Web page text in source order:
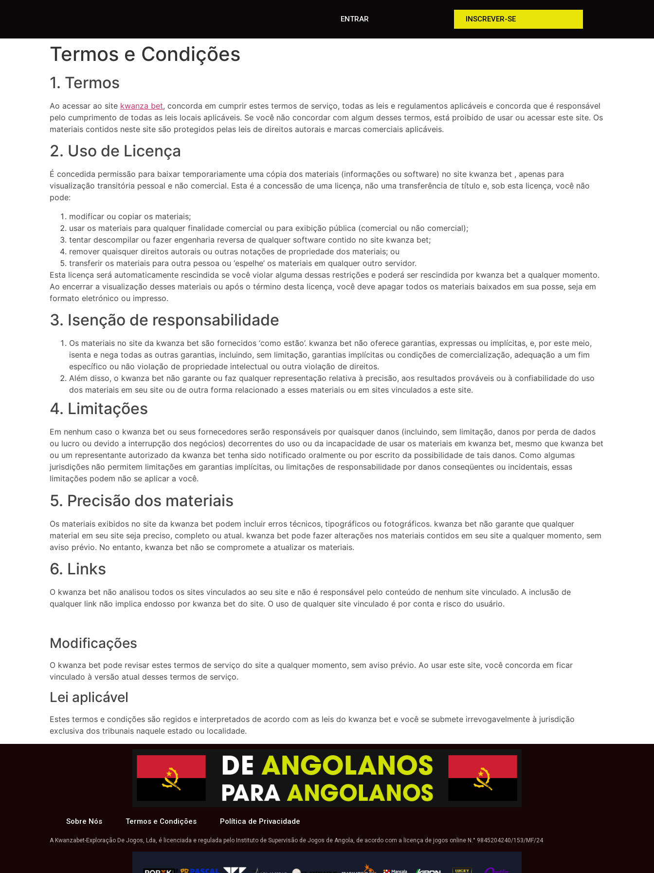
ENTRAR INSCREVER-SE
Termos e Condições
1. Termos
Ao acessar ao site kwanza bet, concorda em cumprir estes termos de serviço, todas as leis e regulamentos aplicáveis ​​e concorda que é responsável
pelo cumprimento de todas as leis locais aplicáveis. Se você não concordar com algum desses termos, está proibido de usar ou acessar este site. Os
materiais contidos neste site são protegidos pelas leis de direitos autorais e marcas comerciais aplicáveis.
2. Uso de Licença
É concedida permissão para baixar temporariamente uma cópia dos materiais (informações ou software) no site kwanza bet , apenas para
visualização transitória pessoal e não comercial. Esta é a concessão de uma licença, não uma transferência de título e, sob esta licença, você não
pode:
modificar ou copiar os materiais;
usar os materiais para qualquer finalidade comercial ou para exibição pública (comercial ou não comercial);
tentar descompilar ou fazer engenharia reversa de qualquer software contido no site kwanza bet;
remover quaisquer direitos autorais ou outras notações de propriedade dos materiais; ou
transferir os materiais para outra pessoa ou ‘espelhe’ os materiais em qualquer outro servidor.
Esta licença será automaticamente rescindida se você violar alguma dessas restrições e poderá ser rescindida por kwanza bet a qualquer momento.
Ao encerrar a visualização desses materiais ou após o término desta licença, você deve apagar todos os materiais baixados em sua posse, seja em
formato eletrónico ou impresso.
3. Isenção de responsabilidade
Os materiais no site da kwanza bet são fornecidos ‘como estão’. kwanza bet não oferece garantias, expressas ou implícitas, e, por este meio,
isenta e nega todas as outras garantias, incluindo, sem limitação, garantias implícitas ou condições de comercialização, adequação a um fim
específico ou não violação de propriedade intelectual ou outra violação de direitos.
Além disso, o kwanza bet não garante ou faz qualquer representação relativa à precisão, aos resultados prováveis ​​ou à confiabilidade do uso
dos materiais em seu site ou de outra forma relacionado a esses materiais ou em sites vinculados a este site.
4. Limitações
Em nenhum caso o kwanza bet ou seus fornecedores serão responsáveis ​​por quaisquer danos (incluindo, sem limitação, danos por perda de dados
ou lucro ou devido a interrupção dos negócios) decorrentes do uso ou da incapacidade de usar os materiais em kwanza bet, mesmo que kwanza bet
ou um representante autorizado da kwanza bet tenha sido notificado oralmente ou por escrito da possibilidade de tais danos. Como algumas
jurisdições não permitem limitações em garantias implícitas, ou limitações de responsabilidade por danos conseqüentes ou incidentais, essas
limitações podem não se aplicar a você.
5. Precisão dos materiais
Os materiais exibidos no site da kwanza bet podem incluir erros técnicos, tipográficos ou fotográficos. kwanza bet não garante que qualquer
material em seu site seja preciso, completo ou atual. kwanza bet pode fazer alterações nos materiais contidos em seu site a qualquer momento, sem
aviso prévio. No entanto, kwanza bet não se compromete a atualizar os materiais.
6. Links
O kwanza bet não analisou todos os sites vinculados ao seu site e não é responsável pelo conteúdo de nenhum site vinculado. A inclusão de
qualquer link não implica endosso por kwanza bet do site. O uso de qualquer site vinculado é por conta e risco do usuário.
Modificações
O kwanza bet pode revisar estes termos de serviço do site a qualquer momento, sem aviso prévio. Ao usar este site, você concorda em ficar
vinculado à versão atual desses termos de serviço.
Lei aplicável
Estes termos e condições são regidos e interpretados de acordo com as leis do kwanza bet e você se submete irrevogavelmente à jurisdição
exclusiva dos tribunais naquele estado ou localidade.
Sobre Nós Termos e Condições Política de Privacidade
A Kwanzabet-Exploração De Jogos, Lda, é licenciada e regulada pelo Instituto de Supervisão de Jogos de Angola, de acordo com a licença de jogos online N.° 9845204240/153/MF/24